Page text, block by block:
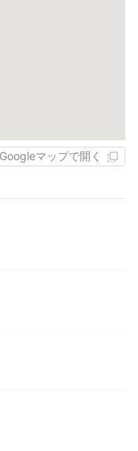
Googleマップで開く